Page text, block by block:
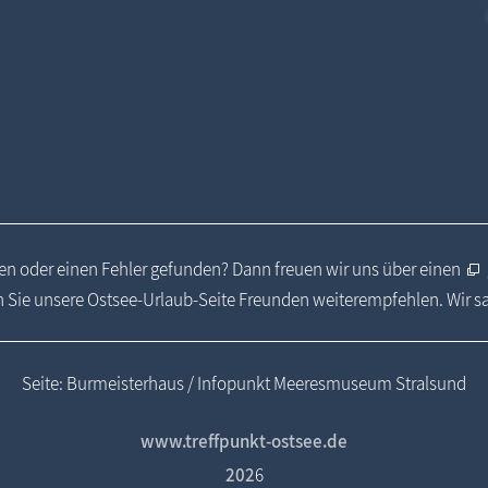
oder einen Fehler gefunden? Dann freuen wir uns über einen
Sie unsere Ostsee-Urlaub-Seite Freunden weiterempfehlen. Wir
Seite: Burmeisterhaus / Infopunkt Meeresmuseum Stralsund
www.treffpunkt-ostsee.de
2026